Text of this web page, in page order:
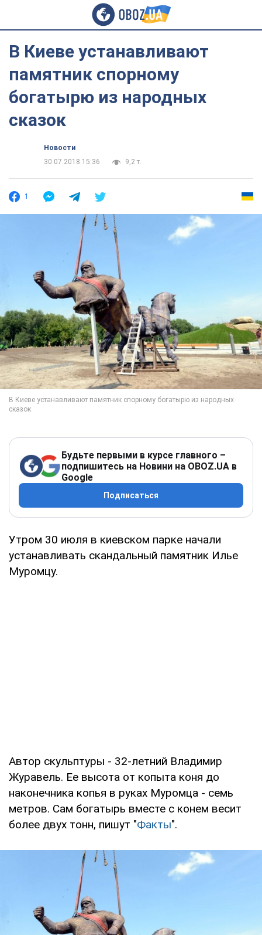
В Киеве устанавливают
памятник спорному
богатырю из народных
сказок
Новости
30.07.2018 15:36
9,2 т.
1
Будьте первыми в курсе главного –
подпишитесь на Новини на OBOZ.UA в
Google
Подписаться
Утром 30 июля в киевском парке начали
устанавливать скандальный памятник Илье
Муромцу.
Автор скульптуры - 32-летний Владимир
Журавель. Ее высота от копыта коня до
наконечника копья в руках Муромца - семь
метров. Сам богатырь вместе с конем весит
более двух тонн, пишут "Факты".